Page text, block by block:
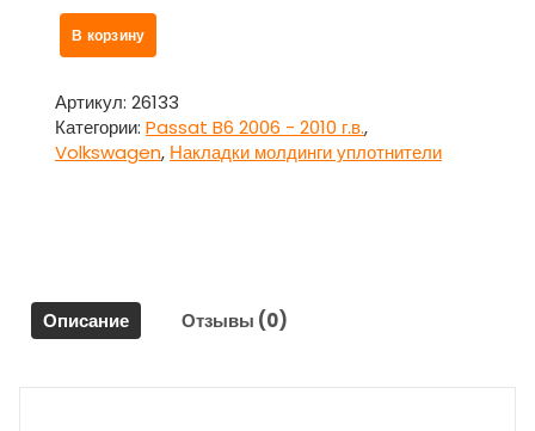
Количество
товара
резиновый
кузовной
с
Фольсваген
Пассат
В корзину
Артикул: 26133
Категории: Passat B6 2006 - 2010 г.в.,
Volkswagen, Накладки молдинги уплотнители
Описание Отзывы (0)